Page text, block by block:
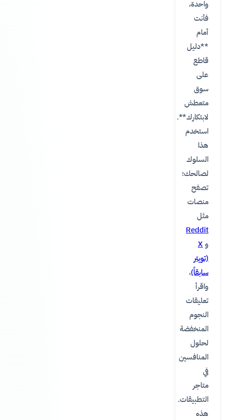
واحدة،
فأنت
أمام
**دليل
قاطع
على
سوق
متعطش
لابتكارك**.
استخدم
هذا
السلوك
لصالحك؛
تصفح
منصات
مثل
Reddit
و X
(تويتر
سابقاً)،
واقرأ
تعليقات
النجوم
المنخفضة
لحلول
المنافسين
في
متاجر
التطبيقات.
هذه